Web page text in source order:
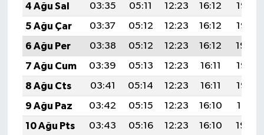
4 Ağu Sal
03:35 05:11 12:23 16:12
19:26
5 Ağu Çar
03:37 05:12 12:23 16:12
19:25
6 Ağu Per
03:38 05:12 12:23 16:12
19:24
7 Ağu Cum
03:39 05:13 12:23 16:11
19:23
8 Ağu Cts
03:41 05:14 12:23 16:11
19:22
9 Ağu Paz
03:42 05:15 12:23 16:10
19:21
10 Ağu Pts
03:43 05:16 12:23 16:10 19:20